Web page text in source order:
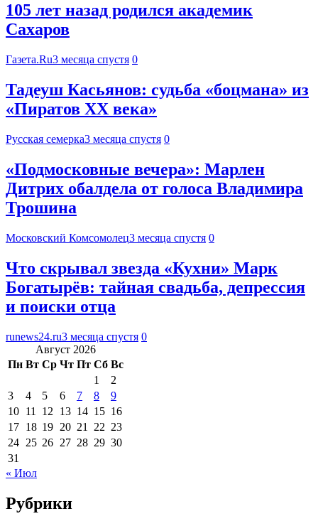
105 лет назад родился академик
Сахаров
Газета.Ru3 месяца спустя 0
Тадеуш Касьянов: судьба «боцмана» из
«Пиратов XX века»
Русская семерка3 месяца спустя 0
«Подмосковные вечера»: Марлен
Дитрих обалдела от голоса Владимира
Трошина
Московский Комсомолец3 месяца спустя 0
Что скрывал звезда «Кухни» Марк
Богатырёв: тайная свадьба, депрессия
и поиски отца
runews24.ru3 месяца спустя 0
Август 2026
Пн Вт Ср Чт Пт Сб Вс
1
2
3
4 5 6 7 8
9
10 11 12 13 14 15 16
17 18 19 20 21 22 23
24 25 26 27 28 29 30
31
« Июл
Рубрики